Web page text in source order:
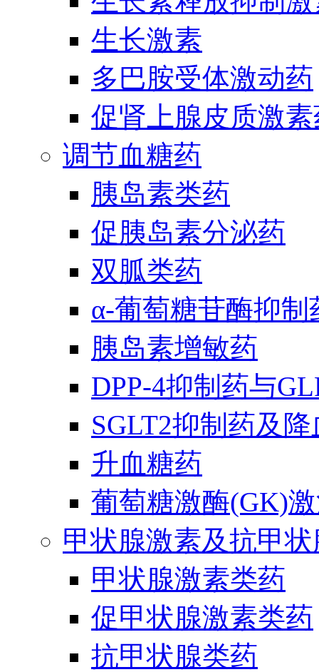
生长激素
多巴胺受体激动药
促肾上腺皮质激
调节血糖药
胰岛素类药
促胰岛素分泌药
双胍类药
α-葡萄糖苷酶抑制
胰岛素增敏药
DPP-4抑制药与
SGLT2抑制药及
升血糖药
葡萄糖激酶(GK)
甲状腺激素及抗甲
甲状腺激素类药
促甲状腺激素类药
抗甲状腺类药